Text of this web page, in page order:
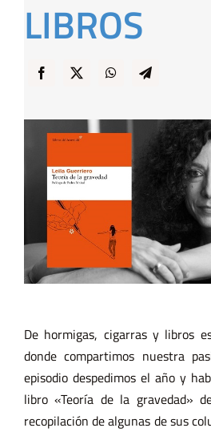
… y Cigarras
LIBROS
De hormigas, cigarras y libros
donde compartimos nuestra
episodio despedimos el año y
libro «Teoría de la gravedad»
recopilación de algunas de sus